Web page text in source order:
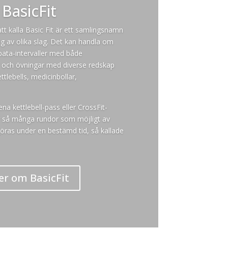
BasicFit
kalla Basic Fit är ett samlingsnamn
av olika slag. Det kan handla om
intervaller med både
övningar med diverse redskap
medicinbollar,
kettlebell-pass eller CrossFit-
så många rundor som möjligt av
under en bestämd tid, så kallade
om BasicFit